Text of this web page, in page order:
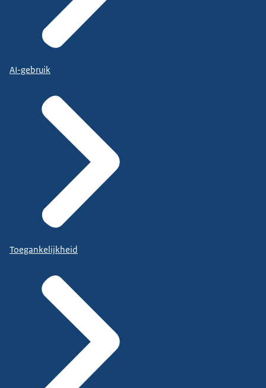
AI-gebruik
Toegankelijkheid